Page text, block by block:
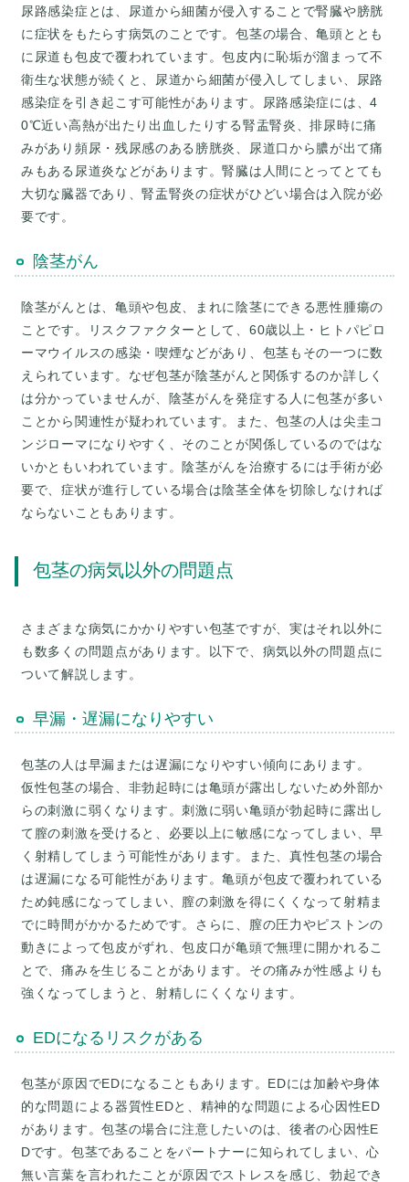
尿路感染症とは、尿道から細菌が侵入することで腎臓や膀胱
に症状をもたらす病気のことです。包茎の場合、亀頭ととも
に尿道も包皮で覆われています。包皮内に恥垢が溜まって不
衛生な状態が続くと、尿道から細菌が侵入してしまい、尿路
感染症を引き起こす可能性があります。尿路感染症には、4
0℃近い高熱が出たり出血したりする腎盂腎炎、排尿時に痛
みがあり頻尿・残尿感のある膀胱炎、尿道口から膿が出て痛
みもある尿道炎などがあります。腎臓は人間にとってとても
大切な臓器であり、腎盂腎炎の症状がひどい場合は入院が必
要です。
陰茎がん
陰茎がんとは、亀頭や包皮、まれに陰茎にできる悪性腫瘍の
ことです。リスクファクターとして、60歳以上・ヒトパピロ
ーマウイルスの感染・喫煙などがあり、包茎もその一つに数
えられています。なぜ包茎が陰茎がんと関係するのか詳しく
は分かっていませんが、陰茎がんを発症する人に包茎が多い
ことから関連性が疑われています。また、包茎の人は尖圭コ
ンジローマになりやすく、そのことが関係しているのではな
いかともいわれています。陰茎がんを治療するには手術が必
要で、症状が進行している場合は陰茎全体を切除しなければ
ならないこともあります。
包茎の病気以外の問題点
さまざまな病気にかかりやすい包茎ですが、実はそれ以外に
も数多くの問題点があります。以下で、病気以外の問題点に
ついて解説します。
早漏・遅漏になりやすい
包茎の人は早漏または遅漏になりやすい傾向にあります。
仮性包茎の場合、非勃起時には亀頭が露出しないため外部か
らの刺激に弱くなります。刺激に弱い亀頭が勃起時に露出し
て膣の刺激を受けると、必要以上に敏感になってしまい、早
く射精してしまう可能性があります。また、真性包茎の場合
は遅漏になる可能性があります。亀頭が包皮で覆われている
ため鈍感になってしまい、膣の刺激を得にくくなって射精ま
でに時間がかかるためです。さらに、膣の圧力やピストンの
動きによって包皮がずれ、包皮口が亀頭で無理に開かれるこ
とで、痛みを生じることがあります。その痛みが性感よりも
EDになるリスクがある
包茎が原因でEDになることもあります。EDには加齢や身体
的な問題による器質性EDと、精神的な問題による心因性ED
があります。包茎の場合に注意したいのは、後者の心因性E
Dです。包茎であることをパートナーに知られてしまい、心
無い言葉を言われたことが原因でストレスを感じ、勃起でき